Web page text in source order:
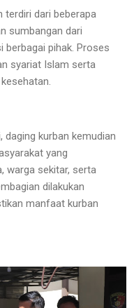
terdiri dari beberapa
sumbangan dari
pihak. Proses
syariat Islam serta
kurban kemudian
yang
warga sekitar, serta
dilakukan
manfaat kurban